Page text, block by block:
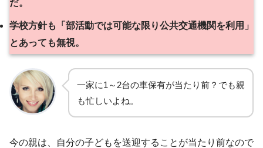
だ。
学校方針も「部活動では可能な限り公共交通機関を利用」
とあっても無視。
一家に1～2台の車保有が当たり前？でも親
も忙しいよね。
今の親は、自分の子どもを送迎することが当たり前なので